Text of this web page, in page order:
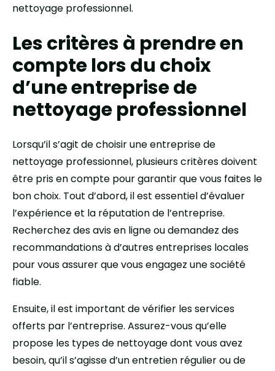
nettoyage professionnel.
Les critères à prendre en
compte lors du choix
d’une entreprise de
nettoyage professionnel
Lorsqu’il s’agit de choisir une entreprise de
nettoyage professionnel, plusieurs critères doivent
être pris en compte pour garantir que vous faites le
bon choix. Tout d’abord, il est essentiel d’évaluer
l’expérience et la réputation de l’entreprise.
Recherchez des avis en ligne ou demandez des
recommandations à d’autres entreprises locales
pour vous assurer que vous engagez une société
fiable.
Ensuite, il est important de vérifier les services
offerts par l’entreprise. Assurez-vous qu’elle
propose les types de nettoyage dont vous avez
besoin, qu’il s’agisse d’un entretien régulier ou de